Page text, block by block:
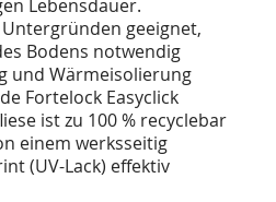
Lebensdauer.
geeignet,
Bodens notwendig
und Wärmeisolierung
Fortelock Easyclick
ist zu 100 % recyclebar
einem werksseitig
(UV-Lack) effektiv